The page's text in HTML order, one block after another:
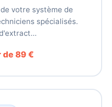
votre système de
spécialisés.
89 €